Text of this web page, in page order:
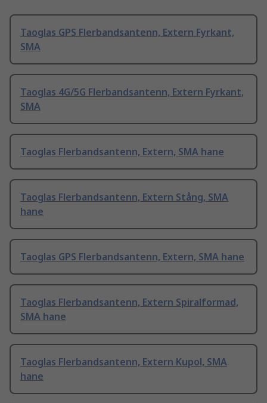
Taoglas GPS Flerbandsantenn, Extern Fyrkant,
SMA
Taoglas 4G/5G Flerbandsantenn, Extern Fyrkant,
SMA
Taoglas Flerbandsantenn, Extern, SMA hane
Taoglas Flerbandsantenn, Extern Stång, SMA
hane
Taoglas GPS Flerbandsantenn, Extern, SMA hane
Taoglas Flerbandsantenn, Extern Spiralformad,
SMA hane
Taoglas Flerbandsantenn, Extern Kupol, SMA
hane